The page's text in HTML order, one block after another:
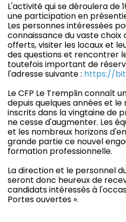
L'activité qui se déroulera de
une participation en
Les personnes intéressées
connaissance du vaste
offerts, visiter les locaux et
des questions et rencontrer
toutefois important de
l'adresse suivante : https://
Le CFP Le Tremplin connaît
depuis quelques années et
inscrits dans la vingtaine de
ne cesse d'augmenter. Les
et les nombreux horizons
grande partie ce nouvel
formation professionnelle.
La direction et le personnel
seront donc heureux de
candidats intéressés à
Portes ouvertes ».